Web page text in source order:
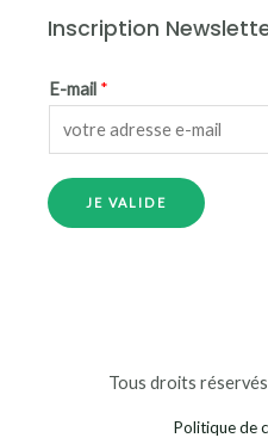
Inscription
E-mail *
JE VALIDE
Tous droits
Politique de